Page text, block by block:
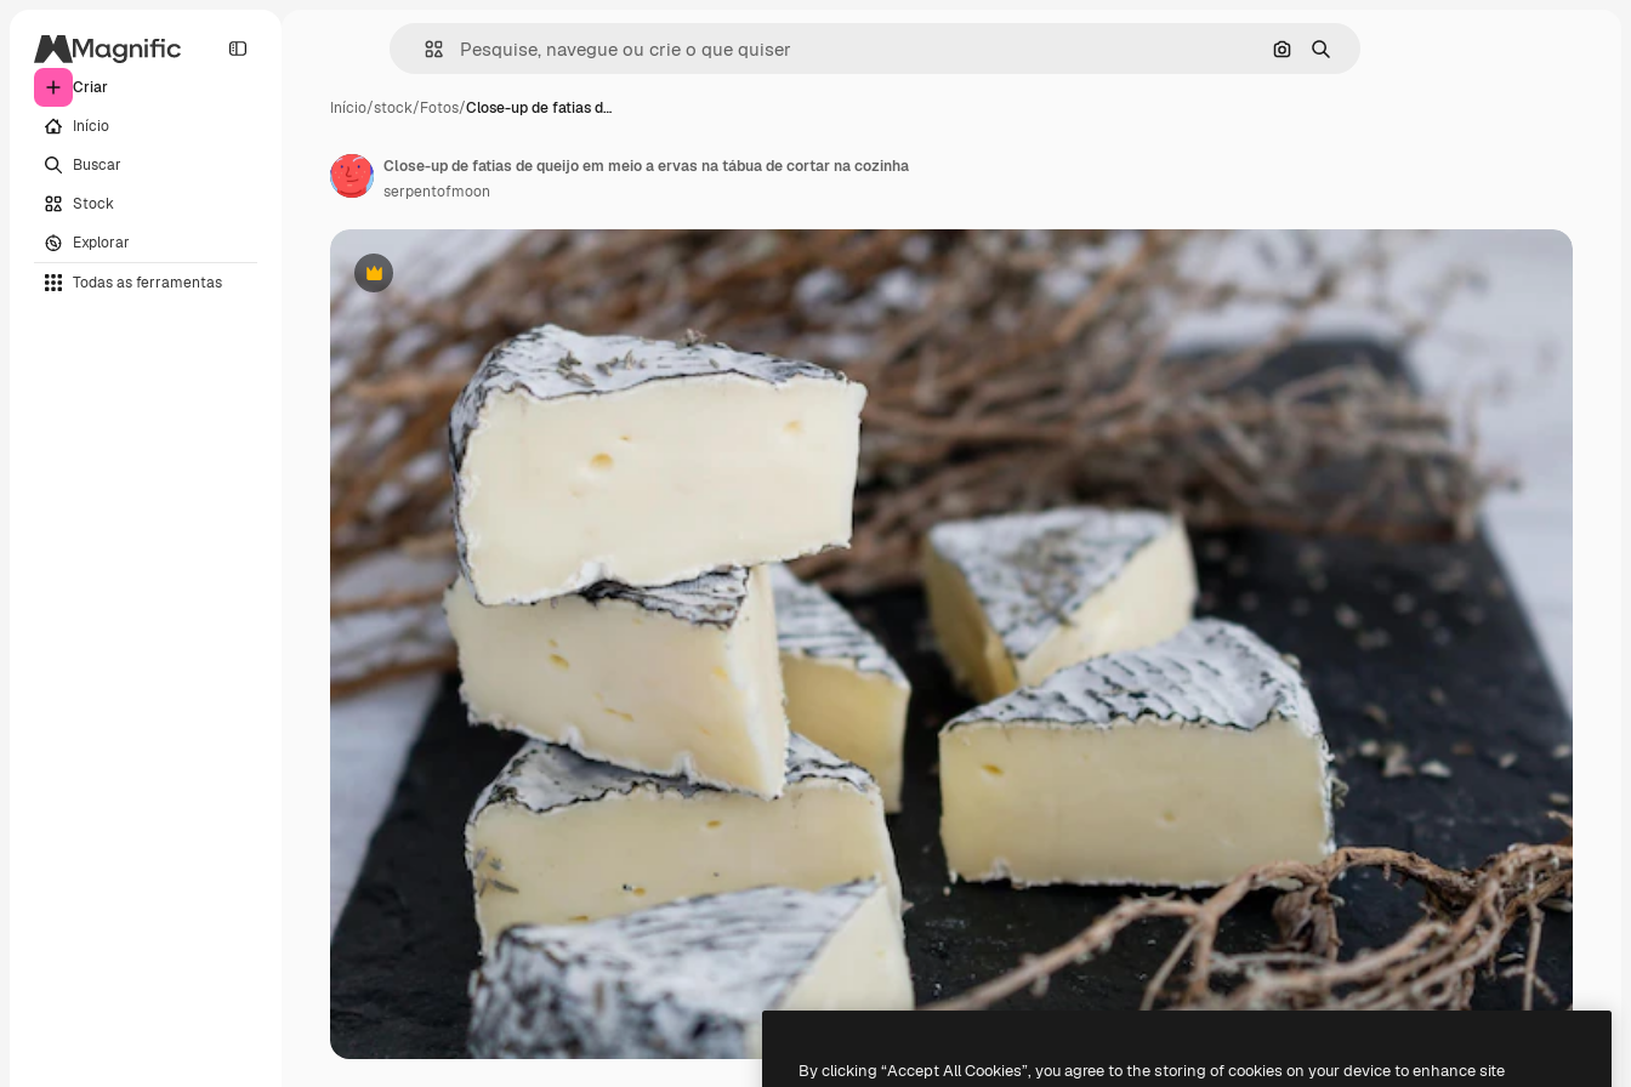
Criar
Início
Buscar
Stock
Explorar
Todas as ferramentas
Pesquisar por imagem
Buscar
Início/stock/Fotos/Close-up de fatias d…
Premium
Close-up de fatias de queijo em meio a ervas na tábua de cortar na cozinha
serpentofmoon
By clicking “Accept All Cookies”, you agree to the storing of cookies on your device to enhance site